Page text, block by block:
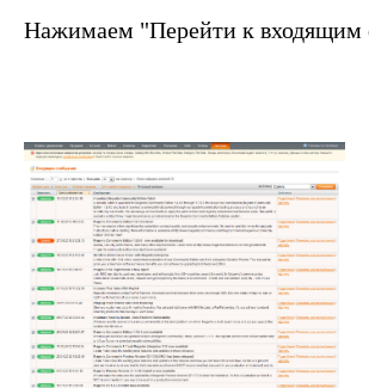
Нажимаем "Перейти к входящим